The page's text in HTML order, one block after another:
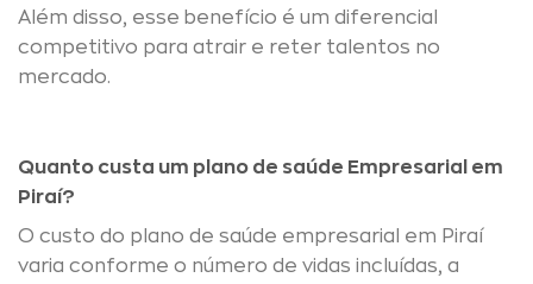
Além disso, esse benefício é um diferencial
competitivo para atrair e reter talentos no
mercado.
Quanto custa um plano de saúde Empresarial em
Piraí?
O custo do plano de saúde empresarial em Piraí
varia conforme o número de vidas incluídas, a